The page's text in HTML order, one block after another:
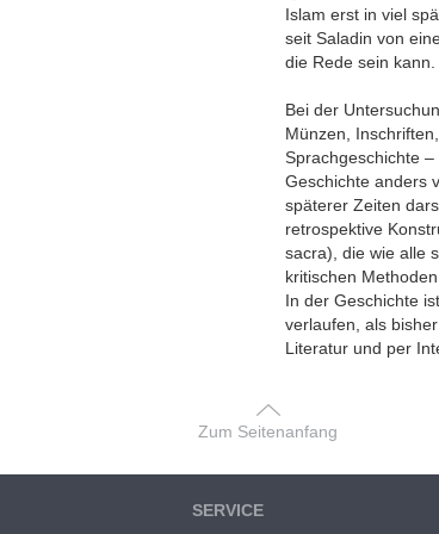
Islam erst in viel
seit Saladin von
die Rede sein kann.
Bei der
Münzen,
Sprachgeschichte –
Geschichte anders
späterer Zeiten
retrospektive
sacra), die wie alle
kritischen
In der Geschichte
verlaufen, als
Literatur und per
Zum Seitenanfang
SERVICE